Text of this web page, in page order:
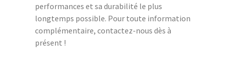
performances et sa durabilité le plus
longtemps possible. Pour toute information
complémentaire, contactez-nous dès à
présent !